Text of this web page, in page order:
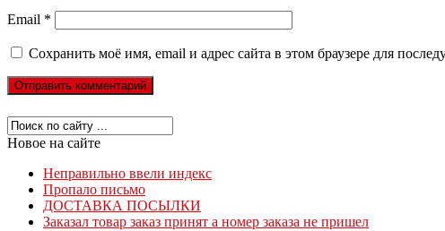
Email *
Сохранить моё имя, email и адрес сайта в этом браузере для
Новое на сайте
Неправильно ввели индекс
Пропало письмо
ДОСТАВКА ПОСЫЛКИ
Заказал товар заказ принят а номер заказа не пришел